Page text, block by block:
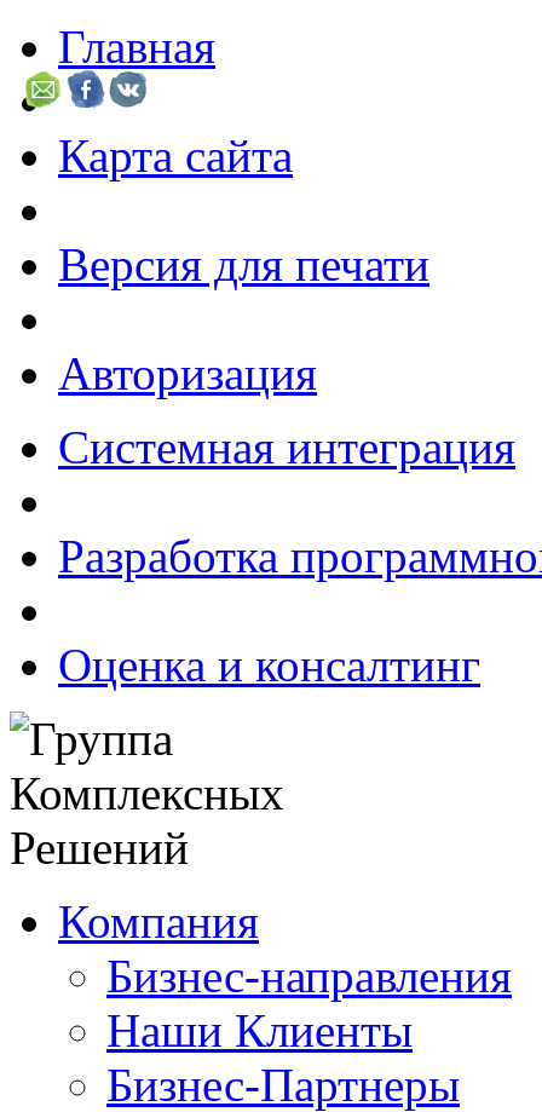
Главная
Карта сайта
Версия для печати
Авторизация
Системная интеграция
Разработка
Оценка и консалтинг
Компания
Бизнес-направления
Наши Клиенты
Бизнес-Партнеры